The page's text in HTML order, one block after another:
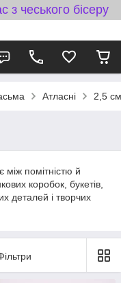
чеського бісеру
Атласні 2,5
між помітністю й
коробок, букетів,
деталей і творчих